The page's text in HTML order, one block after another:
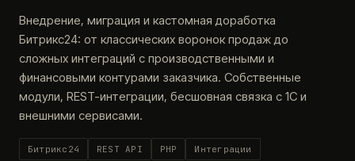
Внедрение, миграция и кастомная доработка
Битрикс24: от классических воронок продаж до
сложных интеграций с производственными и
финансовыми контурами заказчика. Собственные
модули, REST-интеграции, бесшовная связка с 1С и
внешними сервисами.
Битрикс24 REST API PHP Интеграции